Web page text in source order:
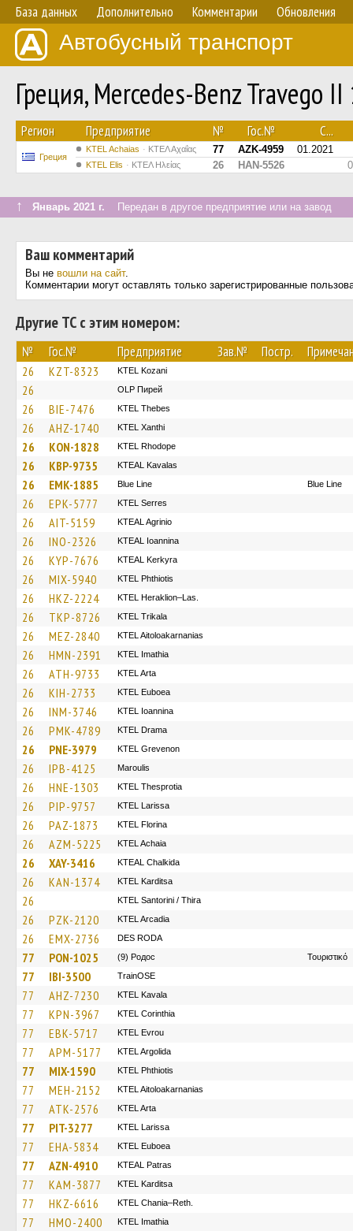
База данных Дополнительно Комментарии Обновления
Автобусный транспорт
Греция, Mercedes-Benz Travego
Регион Предприятие № Гос.№ С...
Греция
KTEL Achaias ΚΤΕΛ Αχαΐας 77 AZK-4959 01.2021
KTEL Elis ΚΤΕΛ Ηλείας 26 HAN-5526
↑ Январь 2021 г. Передан в другое предприятие или на завод
Ваш комментарий
Вы не вошли на сайт.
Комментарии могут оставлять только зарегистрированные
Другие ТС с этим номером:
№ Гос.№ Предприятие Зав.№ Постр.
26 KZT-8323 ΚΤΕL Kozani
26 OLP Пирей
26 BIE-7476 KTEL Thebes
26 AHZ-1740 KTEL Xanthi
26 KON-1828 KTEL Rhodope
26 KBP-9735 KTEAL Kavalas
26 EMK-1885 Blue Line Blue Line
26 EPK-5777 KTEL Serres
26 AIT-5159 KTEAL Agrinio
26 INO-2326 KTEAL Ioannina
26 KYP-7676 KTEAL Kerkyra
26 MIX-5940 ΚΤΕL Phthiotis
26 HKZ-2224 KTEL Heraklion–Las.
26 TKP-8726 ΚΤΕL Τrikala
26 MEZ-2840 KTEL Aitoloakarnanias
26 HMN-2391 KTEL Imathia
26 ATH-9733 KTEL Arta
26 KIH-2733 ΚΤΕL Euboea
26 INM-3746 KTEL Ioannina
26 PMK-4789 KTEL Drama
26 PNE-3979 ΚΤΕL Grevenon
26 IPB-4125 Maroulis
26 HNE-1303 KTEL Thesprotia
26 PIP-9757 KTEL Larissa
26 PAZ-1873 KTEL Florina
26 AZM-5225 KTEL Achaia
26 XAY-3416 KTEAL Chalkida
26 KAN-1374 ΚΤΕL Karditsa
26 KTEL Santorini / Thira
26 PZK-2120 KTEL Arcadia
26 EMX-2736 DES RODA
77 PON-1025 (9) Родос Τουριστικό
77 IBI-3500 TrainΟSE
77 AHZ-7230 KTEL Kavala
77 KPN-3967 KTEL Corinthia
77 EBK-5717 KTEL Evrou
77 APM-5177 KTEL Argolida
77 MIX-1590 ΚΤΕL Phthiotis
77 MEH-2152 KTEL Aitoloakarnanias
77 ATK-2576 KTEL Arta
77 PIT-3277 KTEL Larissa
77 EHA-5834 ΚΤΕL Euboea
77 AZN-4910 KTEAL Patras
77 KAM-3877 ΚΤΕL Karditsa
77 HKZ-6616 KTEL Chania–Reth.
77 HMO-2400 KTEL Imathia